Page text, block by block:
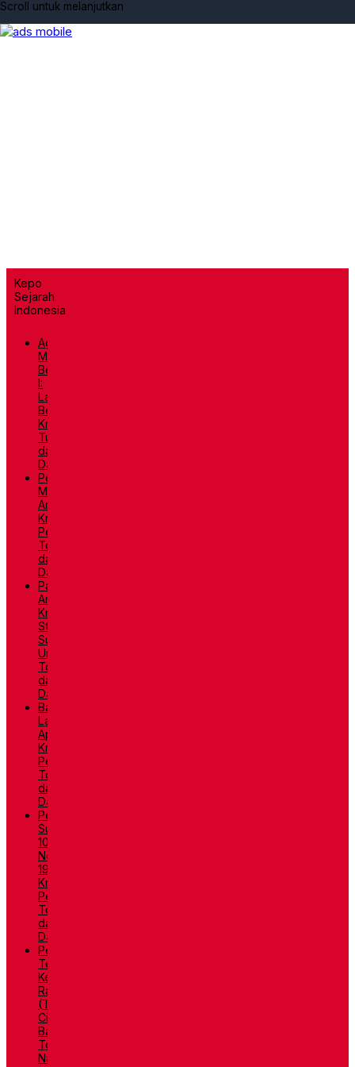
Scroll untuk melanjutkan
Kepo
Sejarah
Indonesia
Agresi
Militer
Belanda
I:
Latar
Belakang,
Kronologi,
Tujuan,
dan
Dampaknya
Pertempuran
Medan
Area:
Kronologi,
Penyebab,
Tokoh,
dan
Dampaknya
Palagan
Ambarawa:
Kronologi,
Strategi
Supit
Urang,
Tokoh,
dan
Dampaknya
Bandung
Lautan
Api:
Kronologi,
Penyebab,
Tokoh,
dan
Dampaknya
Pertempuran
Surabaya
10
November
1945:
Kronologi,
Penyebab,
Tokoh,
dan
Dampaknya
Pembentukan
Tentara
Keamanan
Rakyat
(TKR):
Cikal
Bakal
Tentara
Nasional